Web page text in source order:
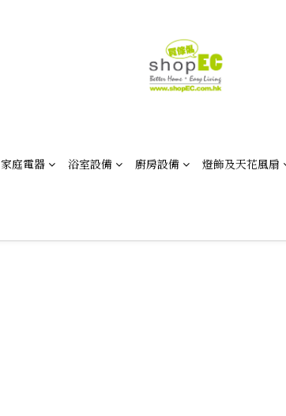
家庭電器 浴室設備 廚房設備 燈飾及天花風扇